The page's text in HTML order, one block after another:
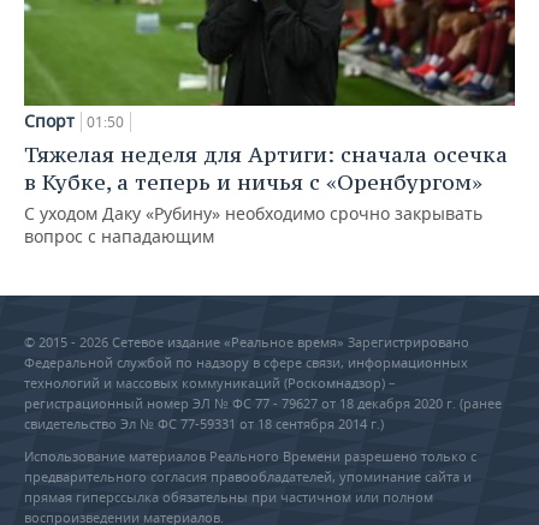
Спорт 01:50
Тяжелая неделя для Артиги: сначала осечка
в Кубке, а теперь и ничья с «Оренбургом»
С уходом Даку «Рубину» необходимо срочно закрывать
вопрос с нападающим
© 2015 - 2026 Сетевое издание «Реальное время» Зарегистрировано
Федеральной службой по надзору в сфере связи, информационных
технологий и массовых коммуникаций (Роскомнадзор) –
регистрационный номер ЭЛ № ФС 77 - 79627 от 18 декабря 2020 г. (ранее
свидетельство Эл № ФС 77-59331 от 18 сентября 2014 г.)
Использование материалов Реального Времени разрешено только с
предварительного согласия правообладателей, упоминание сайта и
прямая гиперссылка обязательны при частичном или полном
воспроизведении материалов.